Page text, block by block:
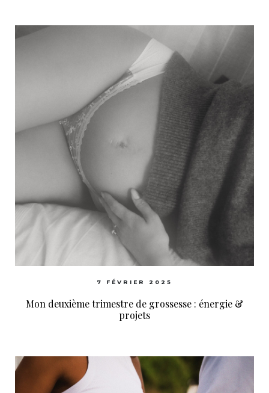
7 FÉVRIER 2025
Mon deuxième trimestre de grossesse : énergie &
projets